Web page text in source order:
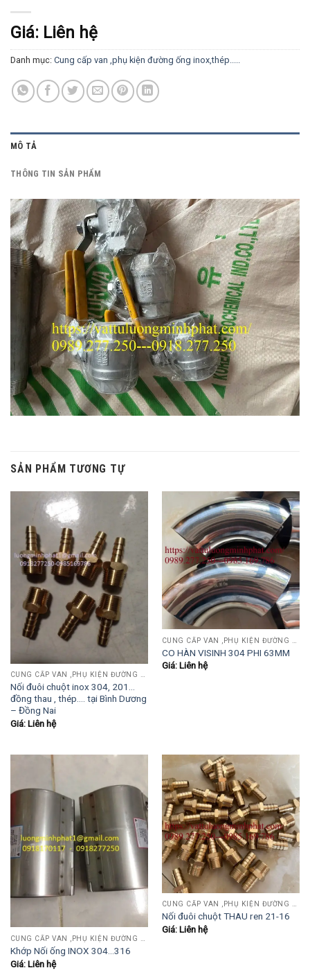
Giá: Liên hệ
Danh mục: Cung cấp van ,phụ kiện đường ống inox,thép.....
MÔ TẢ
THÔNG TIN SẢN PHẨM
SẢN PHẨM TƯƠNG TỰ
CUNG CẤP VAN ,PHỤ KIỆN ĐƯỜNG ỐNG INOX,THÉP.....
Nối đuôi chuột inox 304, 201…
đồng thau , thép…. tại Bình Dương
– Đồng Nai
Giá: Liên hệ
CO HÀN VISINH 304 PHI 63MM
Giá: Liên hệ
Khớp Nối ống INOX 304…316
Giá: Liên hệ
Nối đuôi chuột THAU ren 21-16
Giá: Liên hệ